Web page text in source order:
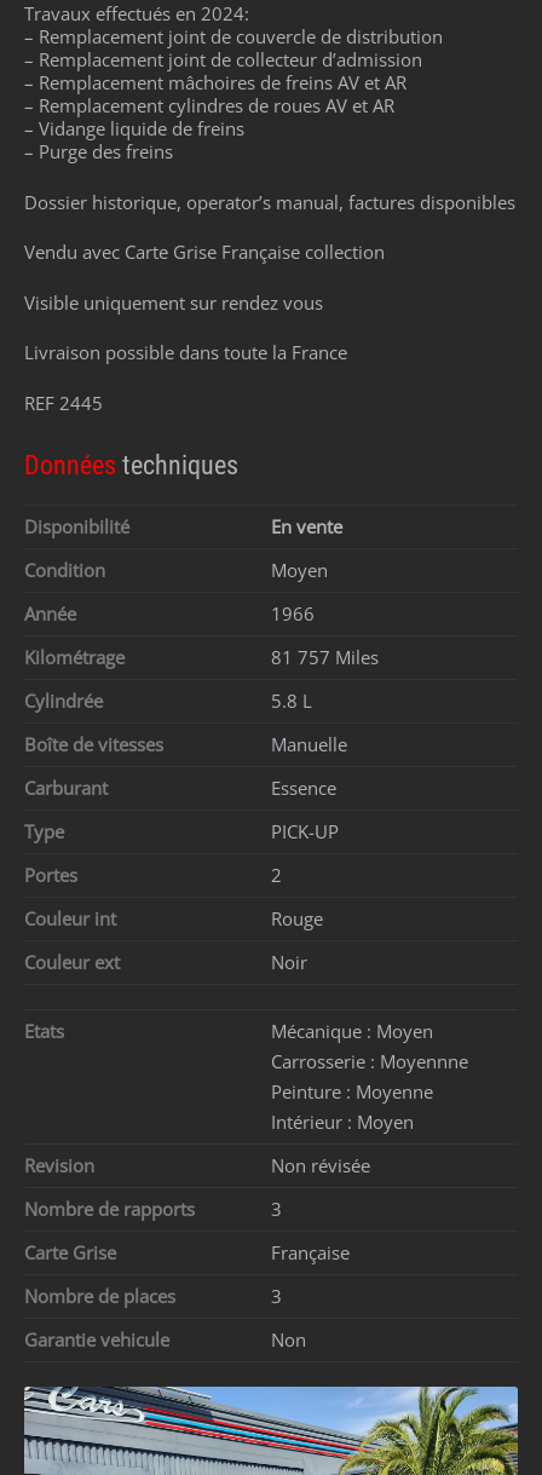
Travaux effectués en 2024:
– Remplacement joint de couvercle de distribution
– Remplacement joint de collecteur d’admission
– Remplacement mâchoires de freins AV et AR
– Remplacement cylindres de roues AV et AR
– Vidange liquide de freins
– Purge des freins
Dossier historique, operator’s manual, factures disponibles
Vendu avec Carte Grise Française collection
Visible uniquement sur rendez vous
Livraison possible dans toute la France
REF 2445
Données techniques
Disponibilité
En vente
Condition
Moyen
Année
1966
Kilométrage
81 757 Miles
Cylindrée
5.8 L
Boîte de vitesses
Manuelle
Carburant
Essence
Type
PICK-UP
Portes
2
Couleur int
Rouge
Couleur ext
Noir
Etats Mécanique : Moyen
Carrosserie : Moyennne
Peinture : Moyenne
Intérieur : Moyen
Revision
Non révisée
Nombre de rapports
3
Carte Grise
Française
Nombre de places
3
Garantie vehicule
Non